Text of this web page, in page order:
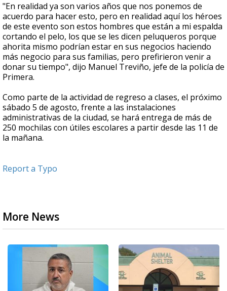
"En realidad ya son varios años que nos ponemos de
acuerdo para hacer esto, pero en realidad aquí los héroes
de este evento son estos hombres que están a mi espalda
cortando el pelo, los que se les dicen peluqueros porque
ahorita mismo podrían estar en sus negocios haciendo
más negocio para sus familias, pero prefirieron venir a
donar su tiempo", dijo Manuel Treviño, jefe de la policía de
Primera.
Como parte de la actividad de regreso a clases, el próximo
sábado 5 de agosto, frente a las instalaciones
administrativas de la ciudad, se hará entrega de más de
250 mochilas con útiles escolares a partir desde las 11 de
la mañana.
Report a Typo
More News